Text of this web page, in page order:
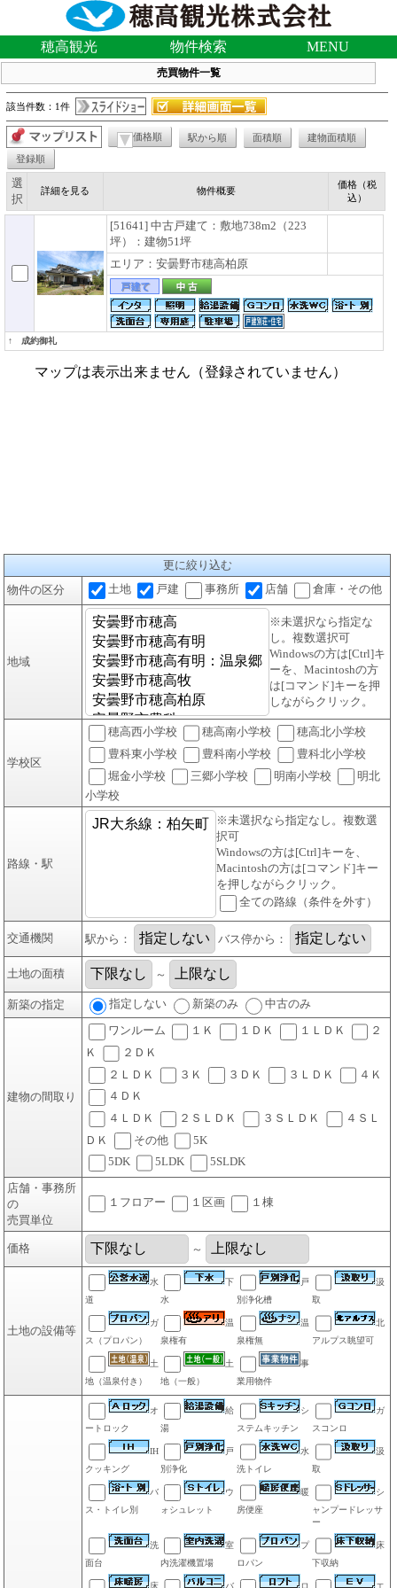
穂高観光 物件検索 MENU
売買物件一覧
該当件数：1件
価格順 駅から順 面積順 建物面積順
登録順
選
択
詳細を見る 物件概要
価格（税
込）
[51641] 中古戸建て：敷地738m2（223
坪）：建物51坪
エリア：安曇野市穂高柏原
↑ 成約御礼
更に絞り込む
物件の区分
土地 戸建 事務所 店舗 倉庫・その他
地域
※未選択なら指定な
し。複数選択可
Windowsの方は[Ctrl]キ
ーを、Macintoshの方
は[コマンド]キーを押
しながらクリック。
学校区
穂高西小学校 穂高南小学校
穂高北小学校
豊科東小学校
豊科南小学校
豊科北小学校
堀金小学校
三郷小学校 明南小学校
明北
小学校
路線・駅
※未選択なら指定なし。複数選
択可
Windowsの方は[Ctrl]キーを、
Macintoshの方は[コマンド]キー
を押しながらクリック。
全ての路線（条件を外す）
交通機関 駅から： バス停から：
土地の面積 ～
新築の指定 指定しない 新築のみ 中古のみ
建物の間取り
ワンルーム １Ｋ １ＤＫ １ＬＤＫ
２
Ｋ
２ＤＫ
２ＬＤＫ
３Ｋ ３ＤＫ ３ＬＤＫ
４Ｋ
４ＤＫ
４ＬＤＫ
２ＳＬＤＫ ３ＳＬＤＫ
４ＳＬ
ＤＫ
その他
5K
5DK
5LDK
5SLDK
店舗・事務所
の
売買単位
１フロアー １区画 １棟
価格 ～
土地の設備等
水
道
下
水
戸
別浄化槽
汲
取
ガ
ス（プロパン）
温
泉権有
温
泉権無
北
アルプス眺望可
土
地（温泉付き）
土
地（一般）
事
業用物件
オ
ートロック
給
湯
シ
ステムキッチン
ガ
スコンロ
IH
クッキング
戸
別浄化
水
洗トイレ
汲
取
バ
ス・トイレ別
ウ
ォシュレット
暖
房便座
シ
ャンプードレッサ
ー
洗
面台
室
内洗濯機置場
プ
ロパン
床
下収納
床 バ ロ エ